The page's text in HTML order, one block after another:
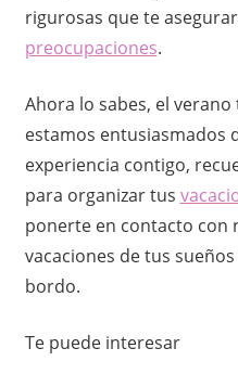
rigurosas que te
preocupaciones.
Ahora lo sabes, el
estamos entusiasmados
experiencia contigo,
para organizar tus
ponerte en contacto con
vacaciones de tus
bordo.
Te puede interesar